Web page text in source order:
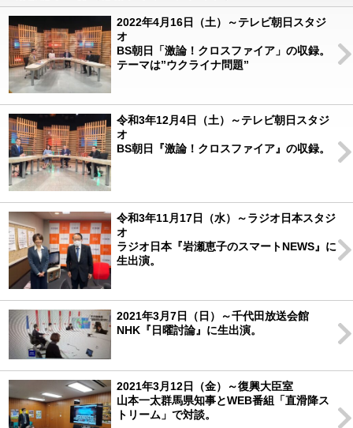
2022年4月16日（土）～テレビ朝日スタジ
オ
BS朝日「激論！クロスファイア」の収録。
テーマは”ウクライナ問題”
令和3年12月4日（土）～テレビ朝日スタジ
オ
BS朝日『激論！クロスファイア』の収録。
令和3年11月17日（水）～ラジオ日本スタジ
オ
ラジオ日本『岩瀬恵子のスマートNEWS』に
生出演。
2021年3月7日（日）～千代田放送会館
NHK『日曜討論』に生出演。
2021年3月12日（金）～復興大臣室
山本一太群馬県知事とWEB番組「直滑降ス
トリーム」で対談。